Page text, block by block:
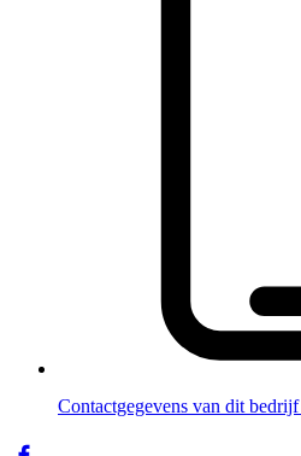
Contactgegevens van dit bedrijf